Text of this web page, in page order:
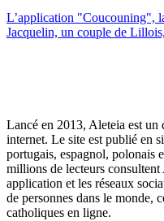
L’application "Coucouning",
Jacquelin, un couple de
Lancé en 2013, Aleteia est
internet. Le site est publié en
portugais, espagnol, polonais
millions de lecteurs
application et les réseaux
de personnes dans le monde,
catholiques en ligne.